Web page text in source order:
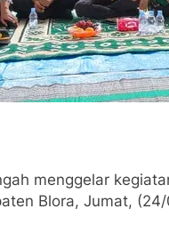
menggelar
Blora, Jumat,